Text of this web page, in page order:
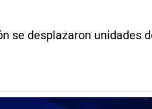
se desplazaron unidades